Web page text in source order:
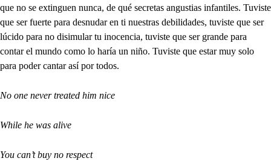
que no se extinguen nunca, de qué secretas angustias infantiles. Tuviste
que ser fuerte para desnudar en ti nuestras debilidades, tuviste que ser
lúcido para no disimular tu inocencia, tuviste que ser grande para
contar el mundo como lo haría un niño. Tuviste que estar muy solo
para poder cantar así por todos.
No one never treated him nice
While he was alive
You can’t buy no respect